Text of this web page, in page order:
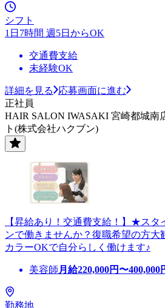
シフト
1日7時間 週5日からOK
交通費支給
未経験OK
詳細を見る
応募画面に進む
正社員
HAIR SALON IWASAKI 宮崎都城南
ト(株式会社ハクブン)
【昇給あり！交通費支給！】★ス
ンで働きませんか？復職希望の方
カラーOKで自分らしく働けます♪
美容師 月給220,000円〜400,000
勤務地